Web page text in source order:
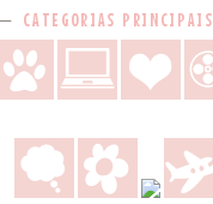
CATEGORIAS PRINCIPAIS